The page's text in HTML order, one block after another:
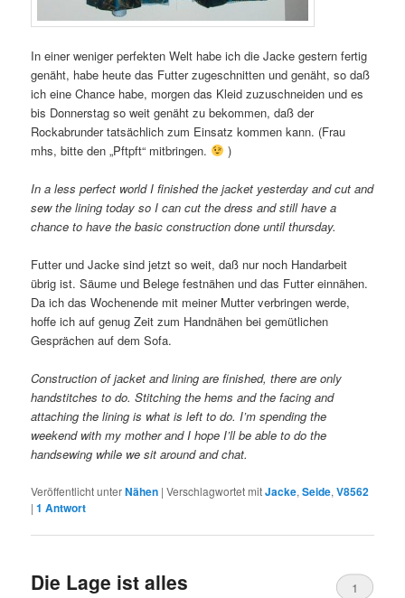
In einer weniger perfekten Welt habe ich die Jacke gestern fertig
genäht, habe heute das Futter zugeschnitten und genäht, so daß
ich eine Chance habe, morgen das Kleid zuzuschneiden und es
bis Donnerstag so weit genäht zu bekommen, daß der
Rockabrunder tatsächlich zum Einsatz kommen kann. (Frau
mhs, bitte den „Pftpft“ mitbringen.
)
In a less perfect world I finished the jacket yesterday and cut and
sew the lining today so I can cut the dress and still have a
chance to have the basic construction done until thursday.
Futter und Jacke sind jetzt so weit, daß nur noch Handarbeit
übrig ist. Säume und Belege festnähen und das Futter einnähen.
Da ich das Wochenende mit meiner Mutter verbringen werde,
hoffe ich auf genug Zeit zum Handnähen bei gemütlichen
Gesprächen auf dem Sofa.
Construction of jacket and lining are finished, there are only
handstitches to do. Stitching the hems and the facing and
attaching the lining is what is left to do. I’m spending the
weekend with my mother and I hope I’ll be able to do the
handsewing while we sit around and chat.
Veröffentlicht unterNähen |Verschlagwortet mitJacke,Seide,V8562
|1 Antwort
Die Lage ist alles 1